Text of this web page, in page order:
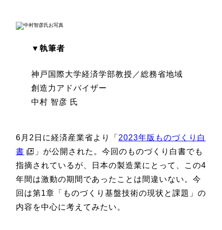
▼執筆者
神戸国際大学経済学部教授／総務省地域
創造力アドバイザー
中村 智彦 氏
6月2日に経済産業省より「 2023年版ものづくり白
書
」が公開された。今回のものづくり白書でも
指摘されているが、日本の製造業にとって、この4
年間は激動の期間であったことは間違いない。今
回は第1章「ものづくり基盤技術の現状と課題」の
内容を中心に考えてみたい。